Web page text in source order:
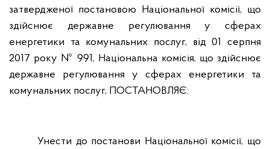
затвердженої постановою Національної комісії, що
здійснює державне регулювання у сферах
енергетики та комунальних послуг, від 01 серпня
2017 року № 991, Національна комісія, що здійснює
державне регулювання у сферах енергетики та
комунальних послуг, ПОСТАНОВЛЯЄ:
Унести до постанови Національної комісії, що